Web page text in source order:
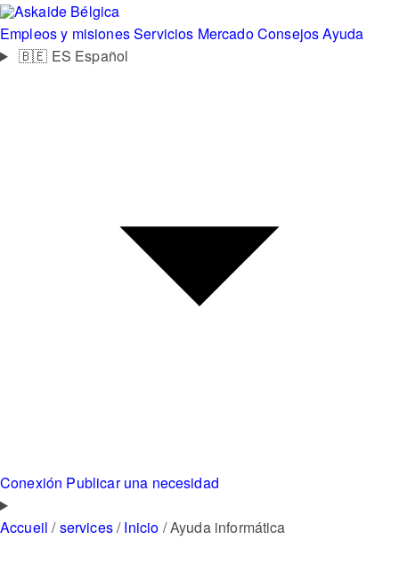
Bélgica
Empleos y misionesServicios MercadoConsejosAyuda
🇧🇪 ES Español
Conexión Publicar una necesidad
Accueil /services/ Inicio /Ayuda informática